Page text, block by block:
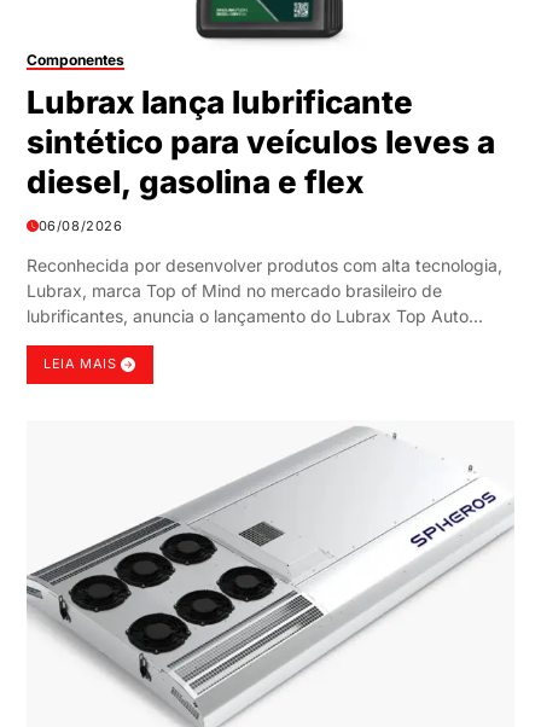
Componentes
Lubrax lança lubrificante
sintético para veículos leves a
diesel, gasolina e flex
06/08/2026
Reconhecida por desenvolver produtos com alta tecnologia,
Lubrax, marca Top of Mind no mercado brasileiro de
lubrificantes, anuncia o lançamento do Lubrax Top Auto…
LEIA MAIS